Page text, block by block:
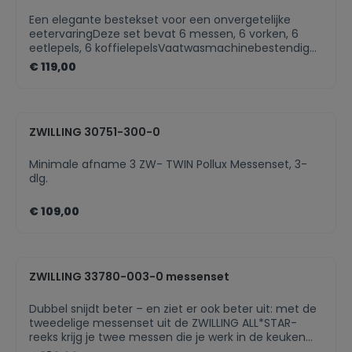
Een elegante bestekset voor een onvergetelijke
eetervaringDeze set bevat 6 messen, 6 vorken, 6
eetlepels, 6 koffielepelsVaatwasmachinebestendig
Hoogwaardig 18/10 roestvrij staalTijdloos bestek voor
veel verschillende gelegenheden
€ 119,00
ZWILLING 30751-300-0
Minimale afname 3 ZW- TWIN Pollux Messenset, 3-
dlg.
€ 109,00
ZWILLING 33780-003-0 messenset
Dubbel snijdt beter – en ziet er ook beter uit: met de
tweedelige messenset uit de ZWILLING ALL*STAR-
reeks krijg je twee messen die je werk in de keuken